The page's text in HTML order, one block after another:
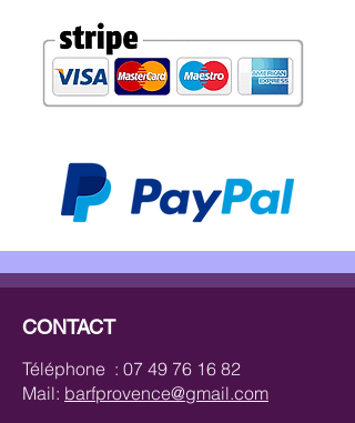
CONTACT
Téléphone : 07 49 76 16 82
Mail: barfprovence@gmail.com